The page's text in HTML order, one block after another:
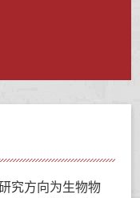
究方向为生物物